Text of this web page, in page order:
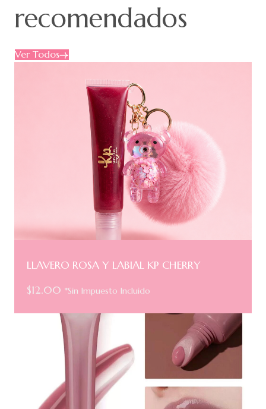
recomendados
Ver Todos
LLAVERO ROSA Y LABIAL KP CHERRY
$12.00 *Sin Impuesto Incluido